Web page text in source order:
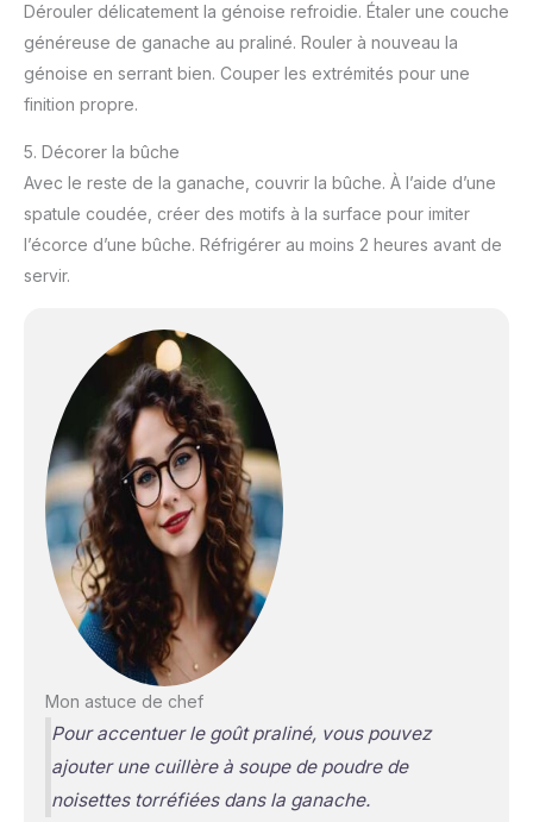
Dérouler délicatement la génoise refroidie. Étaler une couche
généreuse de ganache au praliné. Rouler à nouveau la
génoise en serrant bien. Couper les extrémités pour une
finition propre.
5. Décorer la bûche
Avec le reste de la ganache, couvrir la bûche. À l’aide d’une
spatule coudée, créer des motifs à la surface pour imiter
l’écorce d’une bûche. Réfrigérer au moins 2 heures avant de
servir.
Mon astuce de chef
Pour accentuer le goût praliné, vous pouvez
ajouter une cuillère à soupe de poudre de
noisettes torréfiées dans la ganache.